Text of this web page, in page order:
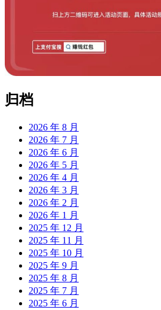
归档
2026 年 8 月
2026 年 7 月
2026 年 6 月
2026 年 5 月
2026 年 4 月
2026 年 3 月
2026 年 2 月
2026 年 1 月
2025 年 12 月
2025 年 11 月
2025 年 10 月
2025 年 9 月
2025 年 8 月
2025 年 7 月
2025 年 6 月